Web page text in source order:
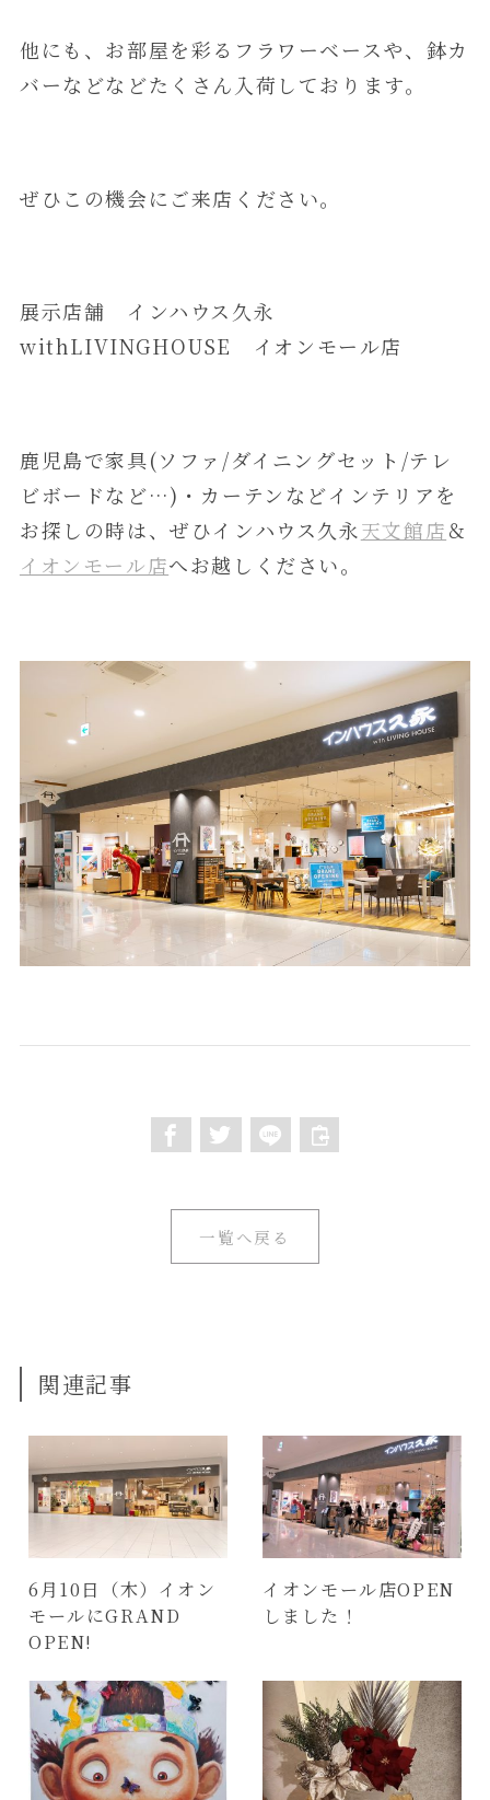
他にも、お部屋を彩るフラワーベースや、鉢カ
バーなどなどたくさん入荷しております。
ぜひこの機会にご来店ください。
展示店舗 インハウス久永
withLIVINGHOUSE イオンモール店
鹿児島で家具(ソファ/ダイニングセット/テレ
ビボードなど…)・カーテンなどインテリアを
お探しの時は、ぜひインハウス久永天文館店＆
イオンモール店へお越しください。
一覧へ戻る
関連記事
6月10日（木）イオン
モールにGRAND
OPEN!
イオンモール店OPEN
しました！